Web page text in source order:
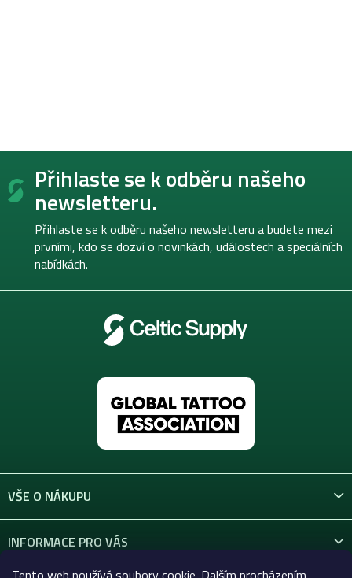
Z
Přihlaste se k odběru našeho
newsletteru.
Přihlaste se k odběru našeho newsletteru a budete mezi
prvními, kdo se dozví o novinkách, událostech a speciálních
nabídkách.
VŠE O NÁKUPU
INFORMACE PRO VÁS